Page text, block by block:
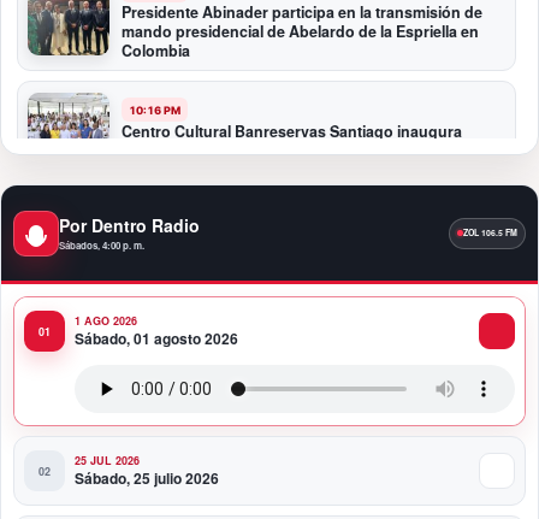
Presidente Abinader participa en la transmisión de
mando presidencial de Abelardo de la Espriella en
Colombia
10:16 PM
Centro Cultural Banreservas Santiago inaugura
Primer Congreso de Artesanos de Santiago
Premios a la Moda Dominicana celebró su quinta
edición en el Teatro Nacional
11:58 PM
Presidente Abinader viaja a Colombia para participar
Por Dentro Radio
Sábados, 4:00 p. m.
1 AGO 2026
Sábado, 01 agosto 2026
25 JUL 2026
Sábado, 25 julio 2026